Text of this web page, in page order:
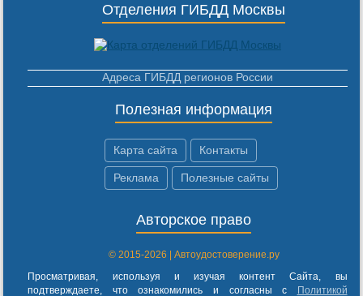
Отделения ГИБДД Москвы
Адреса ГИБДД регионов России
Полезная информация
Карта сайта Контакты
Реклама Полезные сайты
Авторское право
© 2015-2026 | Автоудостоверение.ру
Просматривая, используя и изучая контент Сайта, вы
подтверждаете, что ознакомились и согласны с
Политикой